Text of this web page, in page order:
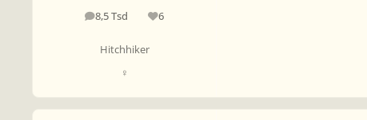
8,5 Tsd
Beiträge 6
Reputation
Hitchhiker
♀